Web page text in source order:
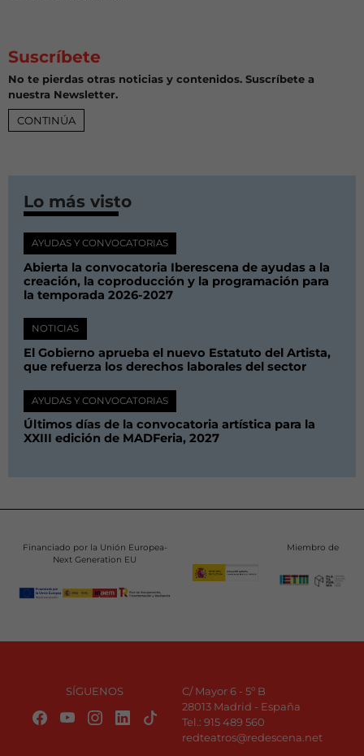
Suscríbete
No te pierdas otras noticias y contenidos. Suscríbete a
nuestra Newsletter.
CONTINÚA
Lo más visto
AYUDAS Y CONVOCATORIAS
Abierta la convocatoria Iberescena de ayudas a la
creación, la coproducción y la programación para
la temporada 2026-2027
NOTICIAS
El Gobierno aprueba el nuevo Estatuto del Artista,
que refuerza los derechos laborales del sector
AYUDAS Y CONVOCATORIAS
Últimos días de la convocatoria artística para la
XXIII edición de MADFeria, 2027
Financiado por la Unión Europea-
Next Generation EU
Miembro de
SÍGUENOS
C/ Mayor 6 - 5º B
28013 Madrid - España
Tel.: 915 489 560
redteatros@redescena.net